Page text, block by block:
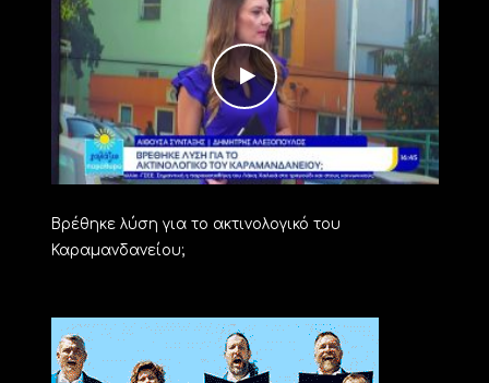
Βρέθηκε λύση για το ακτινολογικό του
Καραμανδανείου;